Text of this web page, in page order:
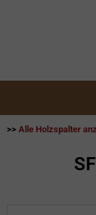
>> Alle Holzspalter